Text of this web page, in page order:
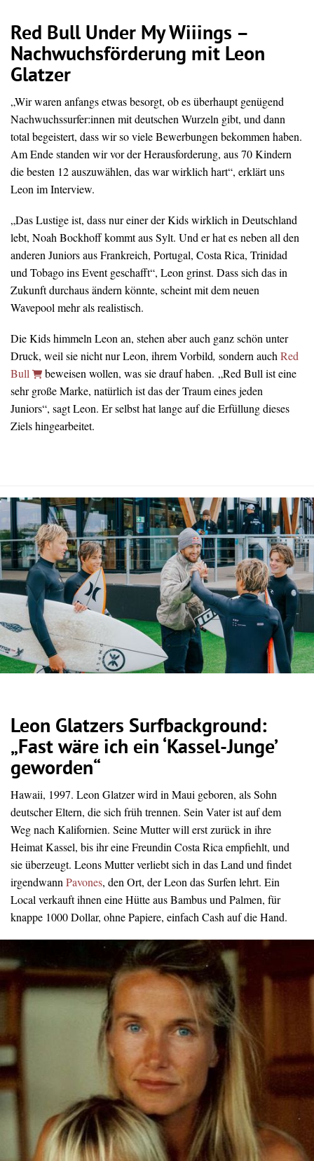
Red Bull Under My Wiiings –
Nachwuchsförderung mit Leon
Glatzer
„Wir waren anfangs etwas besorgt, ob es überhaupt genügend
Nachwuchssurfer:innen mit deutschen Wurzeln gibt, und dann
total begeistert, dass wir so viele Bewerbungen bekommen haben.
Am Ende standen wir vor der Herausforderung, aus 70 Kindern
die besten 12 auszuwählen, das war wirklich hart“, erklärt uns
Leon im Interview.
„Das Lustige ist, dass nur einer der Kids wirklich in Deutschland
lebt, Noah Bockhoff kommt aus Sylt. Und er hat es neben all den
anderen Juniors aus Frankreich, Portugal, Costa Rica, Trinidad
und Tobago ins Event geschafft“, Leon grinst. Dass sich das in
Zukunft durchaus ändern könnte, scheint mit dem neuen
Wavepool mehr als realistisch.
Die Kids himmeln Leon an, stehen aber auch ganz schön unter
Druck, weil sie nicht nur Leon, ihrem Vorbild, sondern auchRed
Bull
beweisen wollen, was sie drauf haben. „Red Bull ist eine
sehr große Marke, natürlich ist das der Traum eines jeden
Juniors“, sagt Leon. Er selbst hat lange auf die Erfüllung dieses
Ziels hingearbeitet.
Leon Glatzers Surfbackground:
„Fast wäre ich ein ‘Kassel-Junge’
geworden“
Hawaii, 1997. Leon Glatzer wird in Maui geboren, als Sohn
deutscher Eltern, die sich früh trennen. Sein Vater ist auf dem
Weg nach Kalifornien. Seine Mutter will erst zurück in ihre
Heimat Kassel, bis ihr eine Freundin Costa Rica empfiehlt, und
sie überzeugt. Leons Mutter verliebt sich in das Land und findet
irgendwannPavones, den Ort, der Leon das Surfen lehrt. Ein
Local verkauft ihnen eine Hütte aus Bambus und Palmen, für
knappe 1000 Dollar, ohne Papiere, einfach Cash auf die Hand.